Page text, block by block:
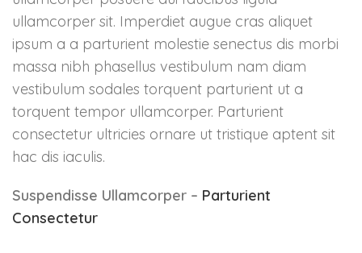
(Wordpress)
Responsiv design
oppgradering
integrasjon
Rich snippet integrering
ullamcorper sit. Imperdiet augue cras aliquet
ipsum a a parturient molestie senectus dis morbi
massa nibh phasellus vestibulum nam diam
vestibulum sodales torquent parturient ut a
torquent tempor ullamcorper. Parturient
consectetur ultricies ornare ut tristique aptent sit
hac dis iaculis.
Suspendisse Ullamcorper – Parturient
Consectetur